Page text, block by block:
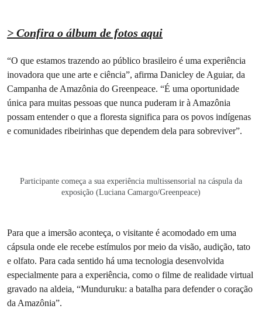
> Confira o álbum de fotos aqui
“O que estamos trazendo ao público brasileiro é uma experiência
inovadora que une arte e ciência”, afirma Danicley de Aguiar, da
Campanha de Amazônia do Greenpeace. “É uma oportunidade
única para muitas pessoas que nunca puderam ir à Amazônia
possam entender o que a floresta significa para os povos indígenas
e comunidades ribeirinhas que dependem dela para sobreviver”.
Participante começa a sua experiência multissensorial na cáspula da
exposição (Luciana Camargo/Greenpeace)
Para que a imersão aconteça, o visitante é acomodado em uma
cápsula onde ele recebe estímulos por meio da visão, audição, tato
e olfato. Para cada sentido há uma tecnologia desenvolvida
especialmente para a experiência, como o filme de realidade virtual
gravado na aldeia, “Munduruku: a batalha para defender o coração
da Amazônia”.